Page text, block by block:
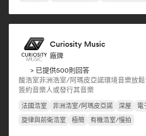
Curiosity Music
廠牌
> 已提供500則回答
酸浩室非洲浩室/阿瑪皮亞諾環境音樂放
簽約音樂人或發行其音樂
法國浩室 非洲浩室/阿瑪皮亞諾 深屋 電
旋律與前衛浩室
極簡 有機浩室/慢拍